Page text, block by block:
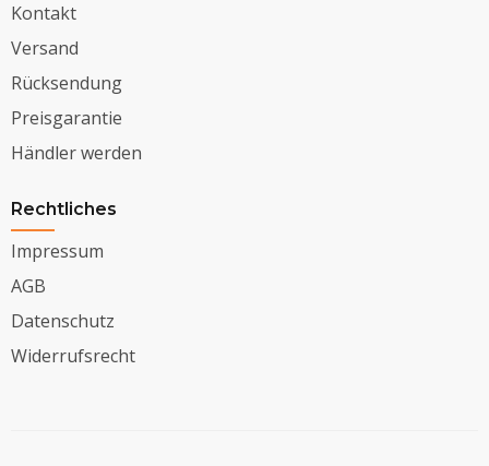
Kontakt
Versand
Rücksendung
Preisgarantie
Händler werden
Rechtliches
Impressum
AGB
Datenschutz
Widerrufsrecht